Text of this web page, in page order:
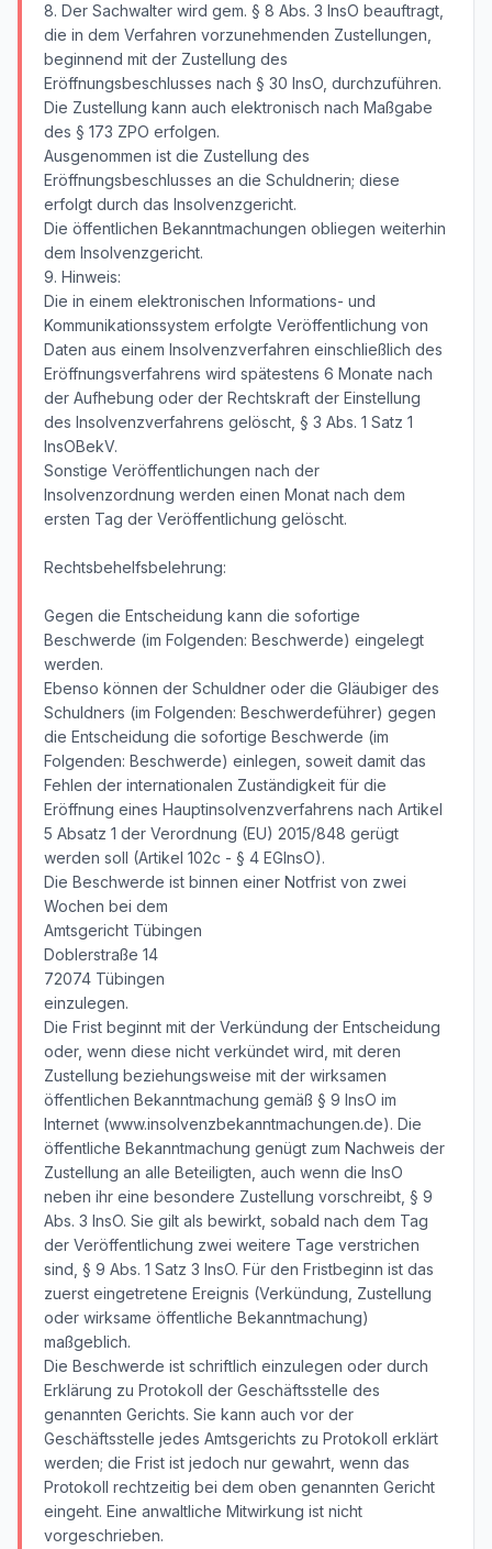
8. Der Sachwalter wird gem. § 8 Abs. 3 InsO beauftragt,
die in dem Verfahren vorzunehmenden Zustellungen,
beginnend mit der Zustellung des
Eröffnungsbeschlusses nach § 30 InsO, durchzuführen.
Die Zustellung kann auch elektronisch nach Maßgabe
des § 173 ZPO erfolgen.
Ausgenommen ist die Zustellung des
Eröffnungsbeschlusses an die Schuldnerin; diese
erfolgt durch das Insolvenzgericht.
Die öffentlichen Bekanntmachungen obliegen weiterhin
dem Insolvenzgericht.
9. Hinweis:
Die in einem elektronischen Informations- und
Kommunikationssystem erfolgte Veröffentlichung von
Daten aus einem Insolvenzverfahren einschließlich des
Eröffnungsverfahrens wird spätestens 6 Monate nach
der Aufhebung oder der Rechtskraft der Einstellung
des Insolvenzverfahrens gelöscht, § 3 Abs. 1 Satz 1
InsOBekV.
Sonstige Veröffentlichungen nach der
Insolvenzordnung werden einen Monat nach dem
ersten Tag der Veröffentlichung gelöscht.
Rechtsbehelfsbelehrung:
Gegen die Entscheidung kann die sofortige
Beschwerde (im Folgenden: Beschwerde) eingelegt
werden.
Ebenso können der Schuldner oder die Gläubiger des
Schuldners (im Folgenden: Beschwerdeführer) gegen
die Entscheidung die sofortige Beschwerde (im
Folgenden: Beschwerde) einlegen, soweit damit das
Fehlen der internationalen Zuständigkeit für die
Eröffnung eines Hauptinsolvenzverfahrens nach Artikel
5 Absatz 1 der Verordnung (EU) 2015/848 gerügt
werden soll (Artikel 102c - § 4 EGInsO).
Die Beschwerde ist binnen einer Notfrist von zwei
Wochen bei dem
Amtsgericht Tübingen
Doblerstraße 14
72074 Tübingen
einzulegen.
Die Frist beginnt mit der Verkündung der Entscheidung
oder, wenn diese nicht verkündet wird, mit deren
Zustellung beziehungsweise mit der wirksamen
öffentlichen Bekanntmachung gemäß § 9 InsO im
Internet (www.insolvenzbekanntmachungen.de). Die
öffentliche Bekanntmachung genügt zum Nachweis der
Zustellung an alle Beteiligten, auch wenn die InsO
neben ihr eine besondere Zustellung vorschreibt, § 9
Abs. 3 InsO. Sie gilt als bewirkt, sobald nach dem Tag
der Veröffentlichung zwei weitere Tage verstrichen
sind, § 9 Abs. 1 Satz 3 InsO. Für den Fristbeginn ist das
zuerst eingetretene Ereignis (Verkündung, Zustellung
oder wirksame öffentliche Bekanntmachung)
maßgeblich.
Die Beschwerde ist schriftlich einzulegen oder durch
Erklärung zu Protokoll der Geschäftsstelle des
genannten Gerichts. Sie kann auch vor der
Geschäftsstelle jedes Amtsgerichts zu Protokoll erklärt
werden; die Frist ist jedoch nur gewahrt, wenn das
Protokoll rechtzeitig bei dem oben genannten Gericht
eingeht. Eine anwaltliche Mitwirkung ist nicht
vorgeschrieben.